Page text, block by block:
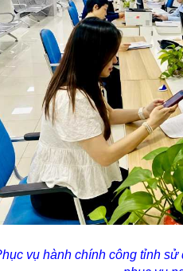
vụ hành chính công tỉnh